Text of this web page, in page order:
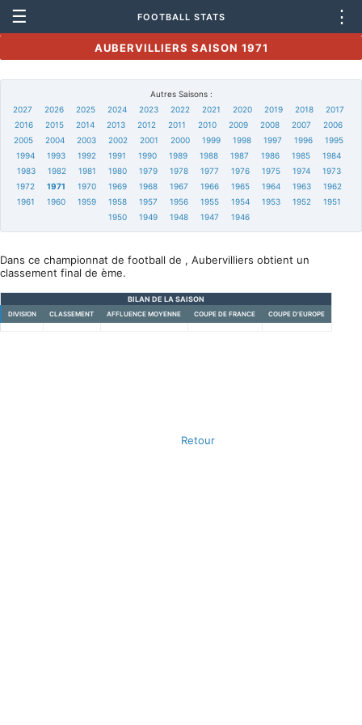
☰ FOOTBALL STATS ⋮
AUBERVILLIERS SAISON 1971
Autres Saisons :
2027
2026 2025 2024 2023 2022 2021 2020 2019 2018
2017
2016
2015 2014 2013 2012 2011 2010 2009 2008 2007
2006
2005
2004 2003 2002 2001 2000 1999 1998 1997 1996
1995
1994
1993 1992 1991 1990 1989 1988 1987 1986 1985
1984
1983
1982 1981 1980 1979 1978 1977 1976 1975 1974
1973
1972
1971 1970 1969 1968 1967 1966 1965 1964 1963
1962
1961
1960 1959 1958 1957 1956 1955 1954 1953 1952
1951
1950
1949 1948 1947 1946
Dans ce championnat de football de , Aubervilliers obtient un
classement final de ème.
BILAN DE LA SAISON
DIVISION CLASSEMENT AFFLUENCE MOYENNE COUPE DE FRANCE COUPE D'EUROPE
Retour